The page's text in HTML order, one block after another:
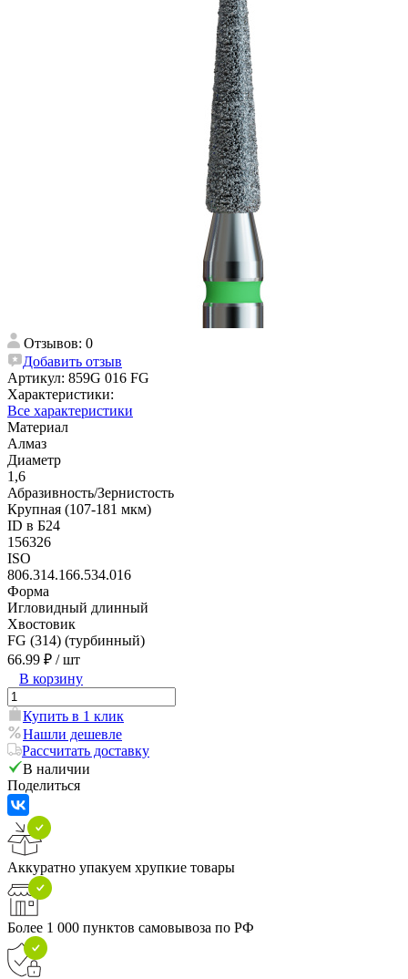
Отзывов: 0
Добавить отзыв
Артикул: 859G 016 FG
Характеристики:
Все характеристики
Материал
Алмаз
Диаметр
1,6
Абразивность/Зернистость
Крупная (107-181 мкм)
ID в Б24
156326
ISO
806.314.166.534.016
Форма
Игловидный длинный
Хвостовик
FG (314) (турбинный)
66.99 ₽ / шт
В корзину
Купить в 1 клик
Нашли дешевле
Рассчитать доставку
В наличии
Поделиться
Аккуратно упакуем хрупкие товары
Более 1 000 пунктов самовывоза по РФ